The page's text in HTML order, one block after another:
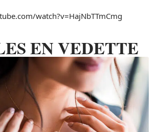
watch?v=HajNbTTmCmg
EN VEDETTE